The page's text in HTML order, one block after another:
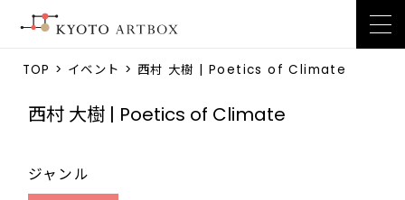
TOP > イベント > 西村 大樹 | Poetics of Climate
西村 大樹 | Poetics of Climate
ジャンル